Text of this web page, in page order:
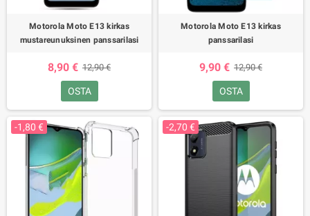
Motorola Moto E13 kirkas
mustareunuksinen panssarilasi
8,90 € 12,90 €
OSTA
Motorola Moto E13 kirkas
panssarilasi
9,90 € 12,90 €
OSTA
-1,80 € -2,70 €